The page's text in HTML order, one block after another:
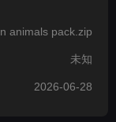
animals pack.zip
未知
2026-06-28